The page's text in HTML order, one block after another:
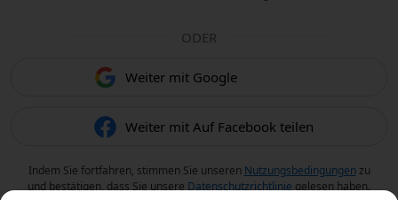
ODER
Weiter mit Google
Weiter mit Auf Facebook teilen
Indem Sie fortfahren, stimmen Sie unseren Nutzungsbedingungen zu
und bestätigen, dass Sie unsere Datenschutzrichtlinie gelesen haben.